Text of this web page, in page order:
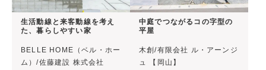
生活動線と来客動線を考え
た、暮らしやすい家
BELLE HOME（ベル・ホー
ム）/佐藤建設 株式会社
中庭でつながるコの字型の
平屋
木創/有限会社 ル・アーンジ
ュ 【岡山】